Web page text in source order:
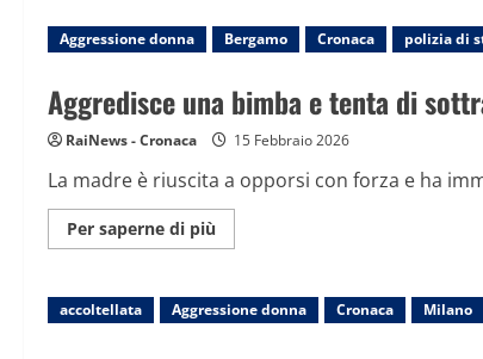
Aggressione donna Bergamo Cronaca polizia di
Aggredisce una bimba e tenta di
RaiNews - Cronaca 15 Febbraio 2026
La madre è riuscita a opporsi con forza e ha
Per saperne di più
informazioni
una
bimba
e
accoltellata Aggressione donna Cronaca Milano